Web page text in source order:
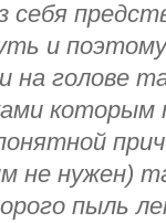
себя
и
на голове
которым
не нужен)
пыль